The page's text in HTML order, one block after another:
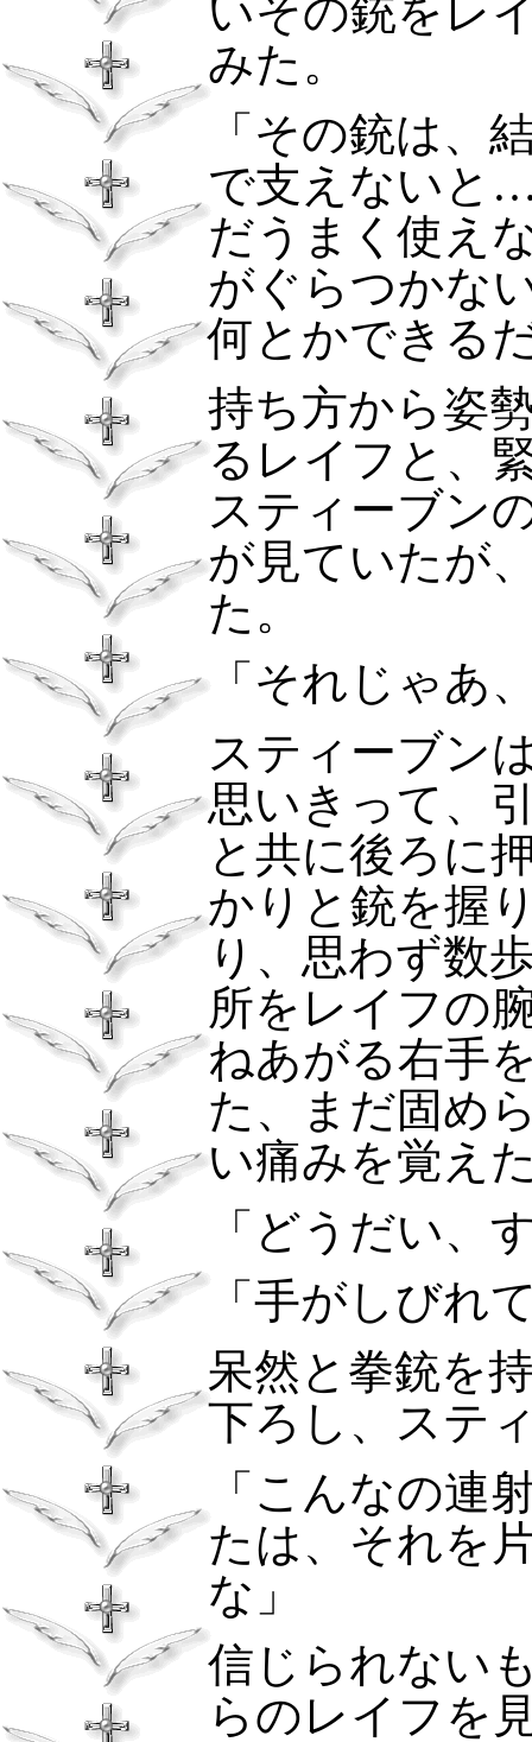
いその銃をレ
みた。
「その銃は、
で支えないと
だうまく使え
がぐらつかな
何とかできる
持ち方から姿
るレイフと、
スティーブン
が見ていたが
た。
「それじゃあ
スティーブン
思いきって、
と共に後ろに
かりと銃を握
り、思わず数
所をレイフの
ねあがる右手
た、まだ固め
い痛みを覚え
「どうだい、
「手がしびれ
呆然と拳銃を
下ろし、ステ
「こんなの連
たは、それを
な」
信じられない
らのレイフを